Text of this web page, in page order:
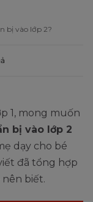
bị vào lớp 2?
1, mong muốn
bị vào lớp 2
dạy cho bé
đã tổng hợp
biết.